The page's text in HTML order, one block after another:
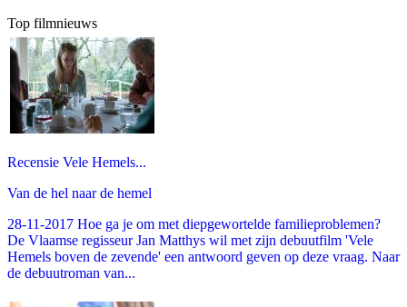
Top filmnieuws
Recensie Vele Hemels...
Van de hel naar de hemel
28-11-2017 Hoe ga je om met diepgewortelde familieproblemen?
De Vlaamse regisseur Jan Matthys wil met zijn debuutfilm 'Vele
Hemels boven de zevende' een antwoord geven op deze vraag. Naar
de debuutroman van...